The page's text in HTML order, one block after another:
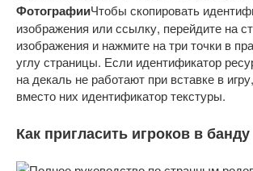
ФотографииЧтобы скопировать
изображения или ссылку, перейдите на
изображения и нажмите на три точки в
углу страницы. Если идентификатор
на декаль не работают при вставке в
вместо них идентификатор текстуры.
Как пригласить игроков в банду